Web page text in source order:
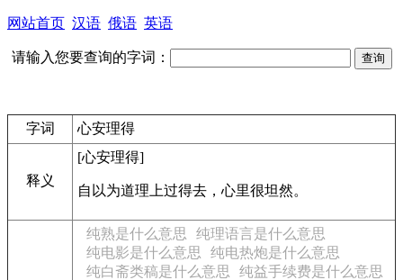
网站首页 汉语 俄语 英语
请输入您要查询的字词：
字词 心安理得
释义
[心安理得]
自以为道理上过得去，心里很坦然。
纯熟是什么意思
纯理语言是什么意思
纯电影是什么意思
纯电热炮是什么意思
纯白斋类稿是什么意思
纯益手续费是什么意思